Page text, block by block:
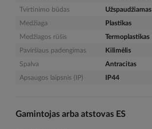
Tvirtinimo būdas
Užspaudžiamas
Medžiaga
Plastikas
Medžiagos rūšis
Termoplastikas
Paviršiaus padengimas
Kilimėlis
Spalva
Antracitas
Apsaugos laipsnis (IP)
IP44
Gamintojas arba atstovas ES